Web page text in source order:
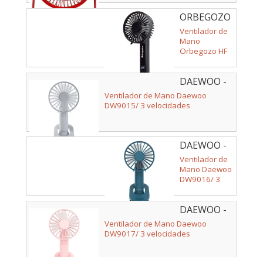
ORBEGOZO
- 18372
Ventilador de
Mano
Orbegozo HF
velocidades
DAEWOO -
DW9015
Ventilador de Mano Daewoo
DW9015/ 3 velocidades
DAEWOO -
DW9016
Ventilador de
Mano Daewoo
DW9016/ 3
DAEWOO -
DW9017
Ventilador de Mano Daewoo
DW9017/ 3 velocidades